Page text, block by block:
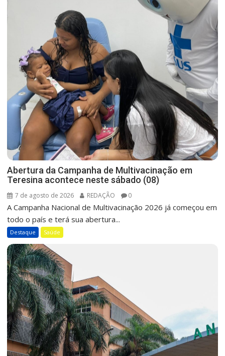
Abertura da Campanha de Multivacinação em
Teresina acontece neste sábado (08)
7 de agosto de 2026 REDAÇÃO 0
A Campanha Nacional de Multivacinação 2026 já começou em
todo o país e terá sua abertura...
Destaque Saúde